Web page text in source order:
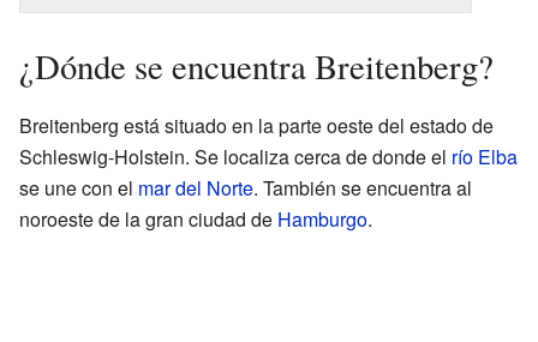
¿Dónde se encuentra Breitenberg?
Breitenberg está situado en la parte oeste del estado de
Schleswig-Holstein. Se localiza cerca de donde el río Elba
se une con el mar del Norte. También se encuentra al
noroeste de la gran ciudad de Hamburgo.